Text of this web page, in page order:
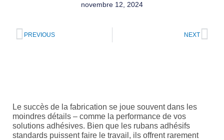
novembre 12, 2024
PREVIOUS NEXT
Le succès de la fabrication se joue souvent dans les
moindres détails – comme la performance de vos
solutions adhésives. Bien que les rubans adhésifs
standards puissent faire le travail, ils offrent rarement